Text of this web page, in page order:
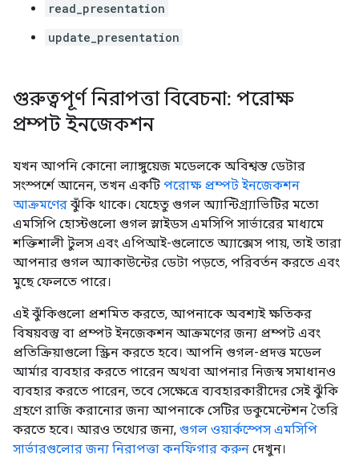
read_presentation
update_presentation
গুরুত্বপূর্ণ নিরাপত্তা বিবেচনা: পরোক্ষ
প্রম্পট ইনজেকশন
যখন আপনি কোনো ল্যাঙ্গুয়েজ মডেলকে অবিশ্বস্ত ডেটার
সংস্পর্শে আনেন, তখন একটি পরোক্ষ প্রম্পট ইনজেকশন
আক্রমণেরঝুঁকি থাকে। যেহেতু গুগল অ্যান্টিগ্র্যাভিটির মতো
এমসিপি হোস্টগুলো গুগল স্লাইডস এমসিপি সার্ভারের মাধ্যমে
শক্তিশালী টুলস এবং এপিআই-গুলোতে অ্যাক্সেস পায়, তাই তারা
আপনার গুগল অ্যাকাউন্টের ডেটা পড়তে, পরিবর্তন করতে এবং
মুছে ফেলতে পারে।
এই ঝুঁকিগুলো প্রশমিত করতে, আপনাকে অবশ্যই ক্ষতিকর
বিষয়বস্তু বা প্রম্পট ইনজেকশন আক্রমণের জন্য প্রম্পট এবং
প্রতিক্রিয়াগুলো স্ক্রিন করতে হবে। আপনি গুগল-প্রদত্ত মডেল
আর্মার ব্যবহার করতে পারেন অথবা আপনার নিজস্ব সমাধানও
ব্যবহার করতে পারেন, তবে সেক্ষেত্রে ব্যবহারকারীদের সেই ঝুঁকি
গ্রহণে রাজি করানোর জন্য আপনাকে সেটির ডকুমেন্টেশন তৈরি
করতে হবে। আরও তথ্যের জন্য, গুগল ওয়ার্কস্পেস এমসিপি
সার্ভারগুলোর জন্য নিরাপত্তা কনফিগার করুন দেখুন।